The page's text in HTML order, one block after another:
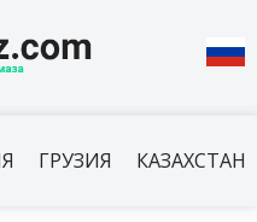
ГРУЗИЯ КАЗАХСТАН